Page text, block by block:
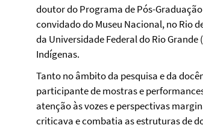
doutor do Programa de Pós-
convidado do Museu Nacional, no Rio
da Universidade Federal do Rio
Indígenas.
Tanto no âmbito da pesquisa e da
participante de mostras e
atenção às vozes e perspectivas
criticava e combatia as estruturas de